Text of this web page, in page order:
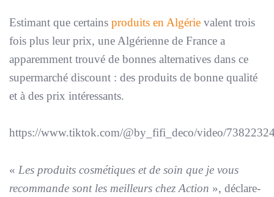
Estimant que certains produits en Algérie valent trois
fois plus leur prix, une Algérienne de France a
apparemment trouvé de bonnes alternatives dans ce
supermarché discount : des produits de bonne qualité
et à des prix intéressants.
https://www.tiktok.com/@by_fifi_deco/video/
« Les produits cosmétiques et de soin que je vous
recommande sont les meilleurs chez Action », déclare-